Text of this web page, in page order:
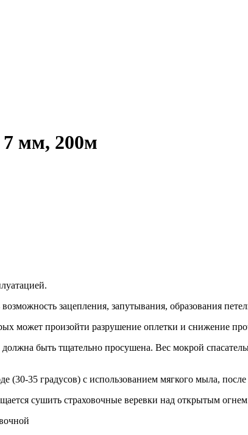
7 мм, 200м
зацепления, запутывания, образования
может произойти разрушение оплетки и снижение
должна быть тщательно просушена. Вес мокрой
(30-35 градусов) с использованием мягкого мыла, после
сушить страховочные веревки над открытым